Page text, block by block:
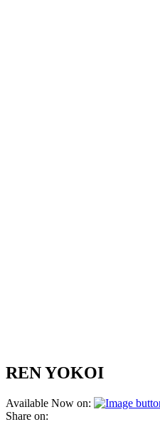
REN YOKOI
Available Now on:
Share on: